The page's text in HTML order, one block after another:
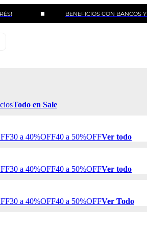
BENEFICIOS CON BANCOS Y TARJETAS
Todo en Sale
30 a 40%OFF40 a 50%OFFVer todo
30 a 40%OFF40 a 50%OFFVer todo
30 a 40%OFF40 a 50%OFFVer Todo